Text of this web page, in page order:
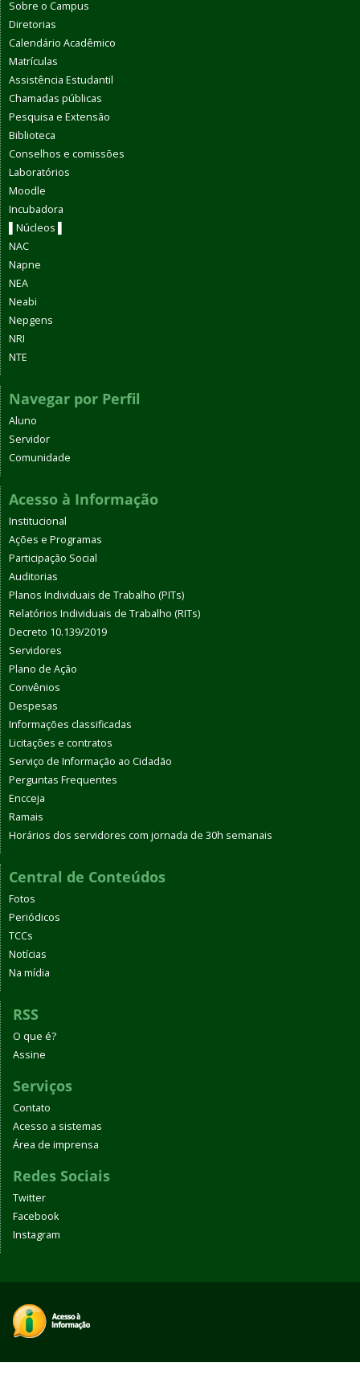
Sobre o Campus
Diretorias
Calendário Acadêmico
Matrículas
Assistência Estudantil
Chamadas públicas
Pesquisa e Extensão
Biblioteca
Conselhos e comissões
Laboratórios
Moodle
Incubadora
▌Núcleos ▌
NAC
Napne
NEA
Neabi
Nepgens
NRI
NTE
Navegar por Perfil
Aluno
Servidor
Comunidade
Acesso à Informação
Institucional
Ações e Programas
Participação Social
Auditorias
Planos Individuais de Trabalho (PITs)
Relatórios Individuais de Trabalho (RITs)
Decreto 10.139/2019
Servidores
Plano de Ação
Convênios
Despesas
Informações classificadas
Licitações e contratos
Serviço de Informação ao Cidadão
Perguntas Frequentes
Encceja
Ramais
Horários dos servidores com jornada de 30h semanais
Central de Conteúdos
Fotos
Periódicos
TCCs
Notícias
Na mídia
RSS
O que é?
Assine
Serviços
Contato
Acesso a sistemas
Área de imprensa
Redes Sociais
Twitter
Facebook
Instagram